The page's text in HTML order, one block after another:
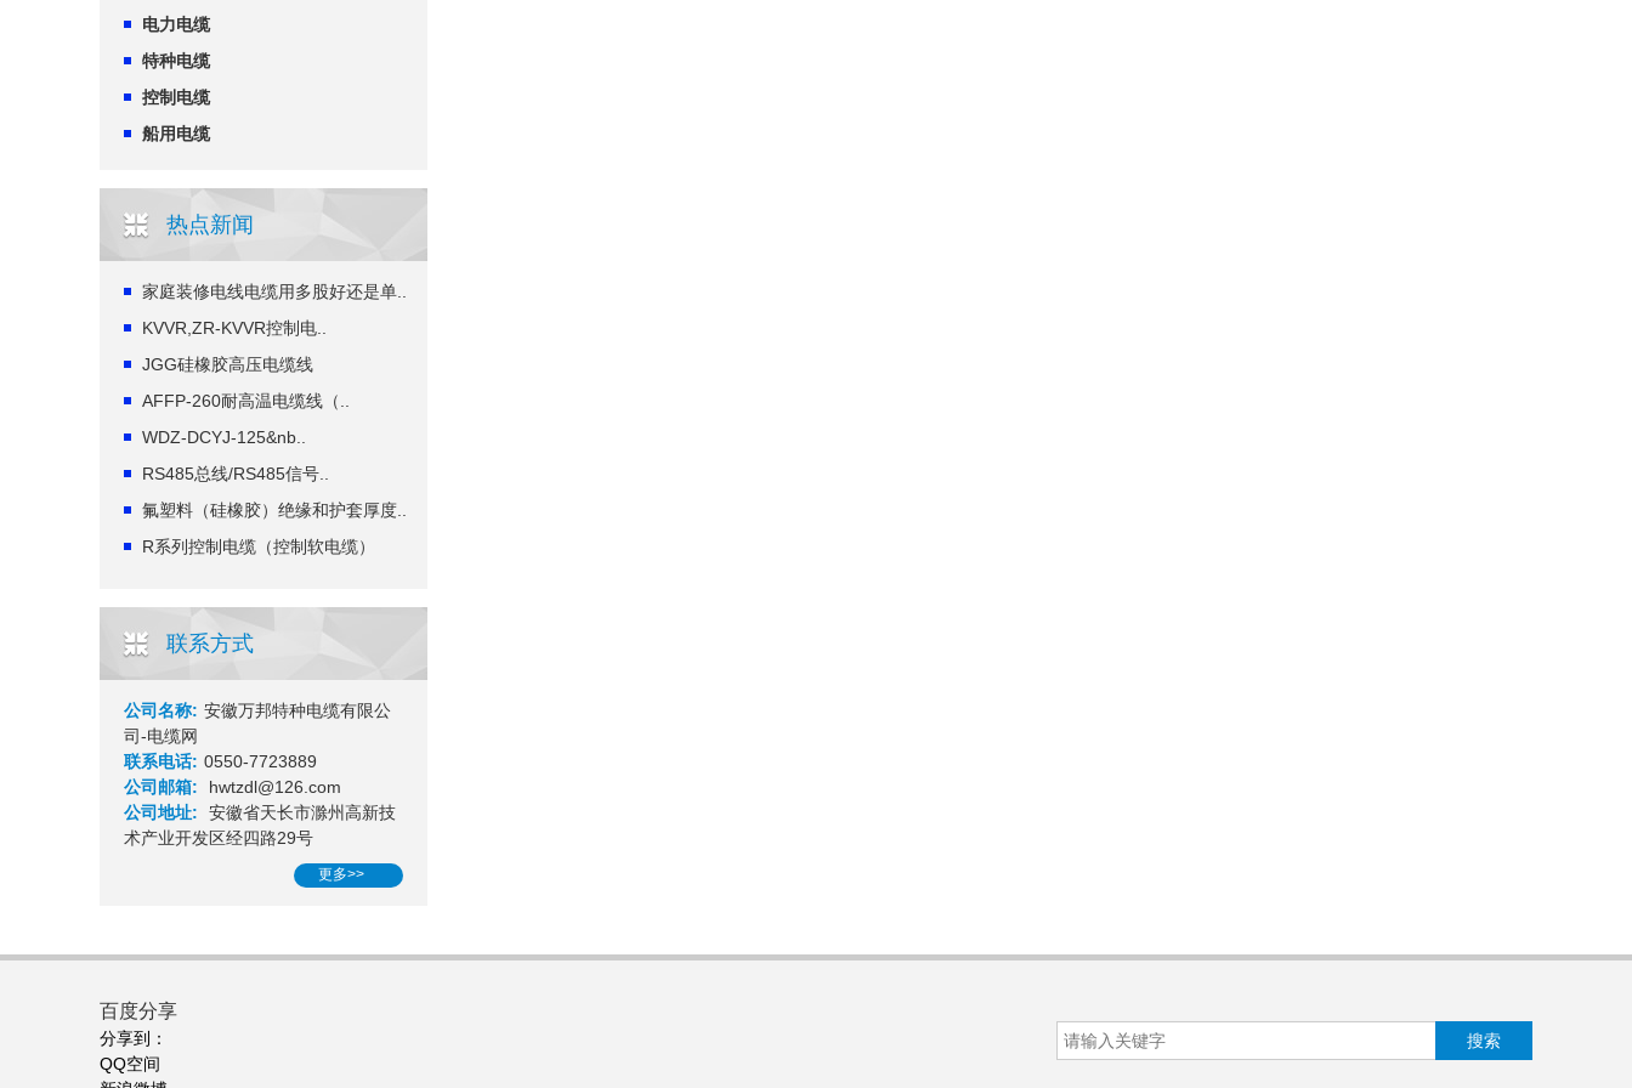
电力电缆
特种电缆
控制电缆
船用电缆
热点新闻
家庭装修电线电缆用多股好还是单..
KVVR,ZR-KVVR控制电..
JGG硅橡胶高压电缆线
AFFP-260耐高温电缆线（..
WDZ-DCYJ-125&nb..
RS485总线/RS485信号..
氟塑料（硅橡胶）绝缘和护套厚度..
R系列控制电缆（控制软电缆）
联系方式
公司名称: 安徽万邦特种电缆有限公
司-电缆网
联系电话: 0550-7723889
公司邮箱:
hwtzdl@126.com
公司地址:
安徽省天长市滁州高新技
术产业开发区经四路29号
更多>>
百度分享
分享到：
QQ空间